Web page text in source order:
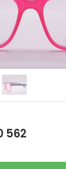
562